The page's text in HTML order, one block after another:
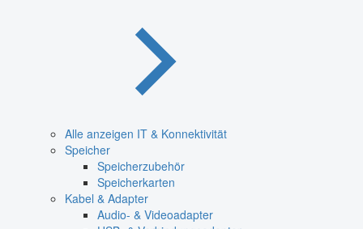
Alle anzeigen IT & Konnektivität
Speicher
Speicherzubehör
Speicherkarten
Kabel & Adapter
Audio- & Videoadapter